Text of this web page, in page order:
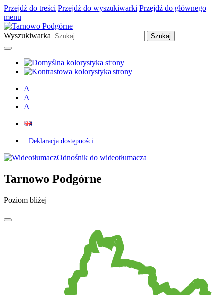
Przejdź do treści Przejdź do wyszukiwarki Przejdź do głównego
menu
Wyszukiwarka
A
A
A
Deklaracja dostępności
Odnośnik do wideotłumacza
Tarnowo Podgórne
Poziom bliżej